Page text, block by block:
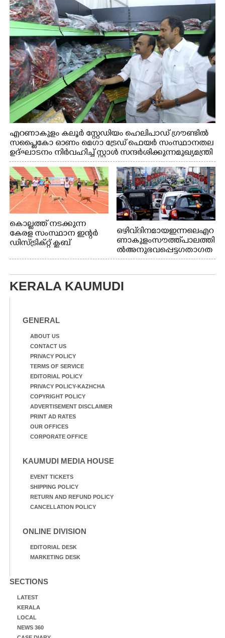
എറണാകുളം കലൂർ സ്റ്റേഡിയം ഹെലിപാഡ് ഗ്രൗണ്ടിൽ
സപ്ളൈകോ ഓണം മെഗാ ട്രേഡ് ഫെയർ സംസ്ഥാനതല
ഉദ്ഘാടനം നിർവഹിച്ച് സ്റ്റാൾ സന്ദർശിക്കുന്ന മുഖ്യമന്ത്രി
വി.ഡി. സതീശൻ. മന്ത്രി അനൂപ് ജേക്കബ് സമീപം
കൊല്ലത്ത് നടക്കുന്ന
കേരള സംസ്ഥാന ഇന്റർ
ഡിസ്ട്രിക്റ്റ് ക്ലബ്
ചാമ്പ്യൻഷിപ്പിൽ അണ്ടർ
20 ആൺകുട്ടികളുടെ 200
മീറ്റർ ഓട്ടം ഫൈനൽ
മത്സരത്തിനിടെ സിന്തറ്റിക്
ട്രാക്കിന് കുറുകെ ഓടുന്ന
ഒഴിവ് ദിനമായ ഇന്നലെ എറ
ണാകുളം സൗത്ത് പാലത്തി
ൽ അനുഭവപ്പെട്ട ഗതാഗത
ക്കുരുക്ക്
KERALA KAUMUDI
GENERAL
ABOUT US
CONTACT US
PRIVACY POLICY
TERMS OF SERVICE
EDITORIAL POLICY
PRIVACY POLICY-KAZHCHA
COPYRIGHT POLICY
ADVERTISEMENT DISCLAIMER
PRINT AD RATES
OUR OFFICES
CORPORATE OFFICE
KAUMUDI MEDIA HOUSE
EVENT TICKETS
SHIPPING POLICY
RETURN AND REFUND POLICY
CANCELLATION POLICY
ONLINE DIVISION
EDITORIAL DESK
MARKETING DESK
SECTIONS
LATEST
KERALA
LOCAL
NEWS 360